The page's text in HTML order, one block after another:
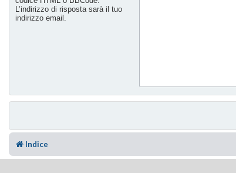
L’indirizzo di risposta sarà il tuo
indirizzo email.
Indice